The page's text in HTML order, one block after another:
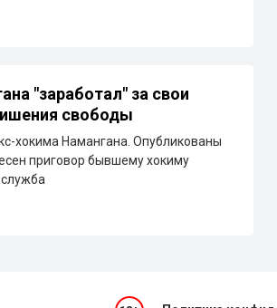
"заработал" за свои
свободы
хокима Намангана. Опубликованы
приговор бывшему хокиму